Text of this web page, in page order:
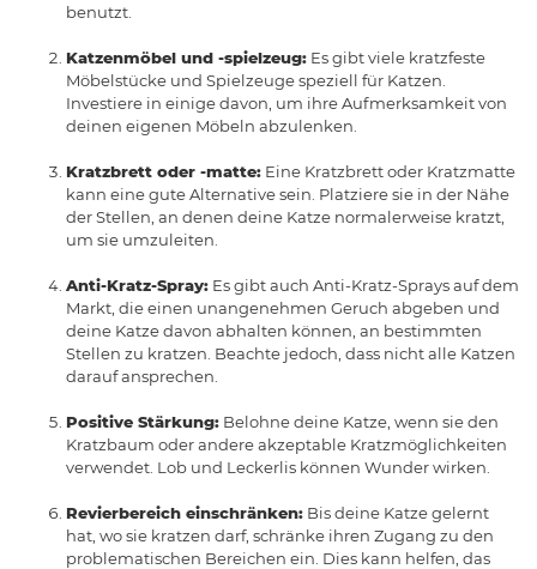
benutzt.
Katzenmöbel und -spielzeug: Es gibt viele kratzfeste
Möbelstücke und Spielzeuge speziell für Katzen.
Investiere in einige davon, um ihre Aufmerksamkeit von
deinen eigenen Möbeln abzulenken.
Kratzbrett oder -matte: Eine Kratzbrett oder Kratzmatte
kann eine gute Alternative sein. Platziere sie in der Nähe
der Stellen, an denen deine Katze normalerweise kratzt,
um sie umzuleiten.
Anti-Kratz-Spray: Es gibt auch Anti-Kratz-Sprays auf dem
Markt, die einen unangenehmen Geruch abgeben und
deine Katze davon abhalten können, an bestimmten
Stellen zu kratzen. Beachte jedoch, dass nicht alle Katzen
darauf ansprechen.
Positive Stärkung: Belohne deine Katze, wenn sie den
Kratzbaum oder andere akzeptable Kratzmöglichkeiten
verwendet. Lob und Leckerlis können Wunder wirken.
Revierbereich einschränken: Bis deine Katze gelernt
hat, wo sie kratzen darf, schränke ihren Zugang zu den
problematischen Bereichen ein. Dies kann helfen, das